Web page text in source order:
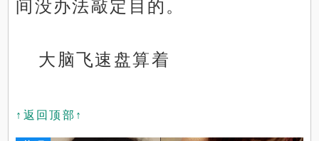
间没办法敲定目的。
大脑飞速盘算着
↑返回顶部↑